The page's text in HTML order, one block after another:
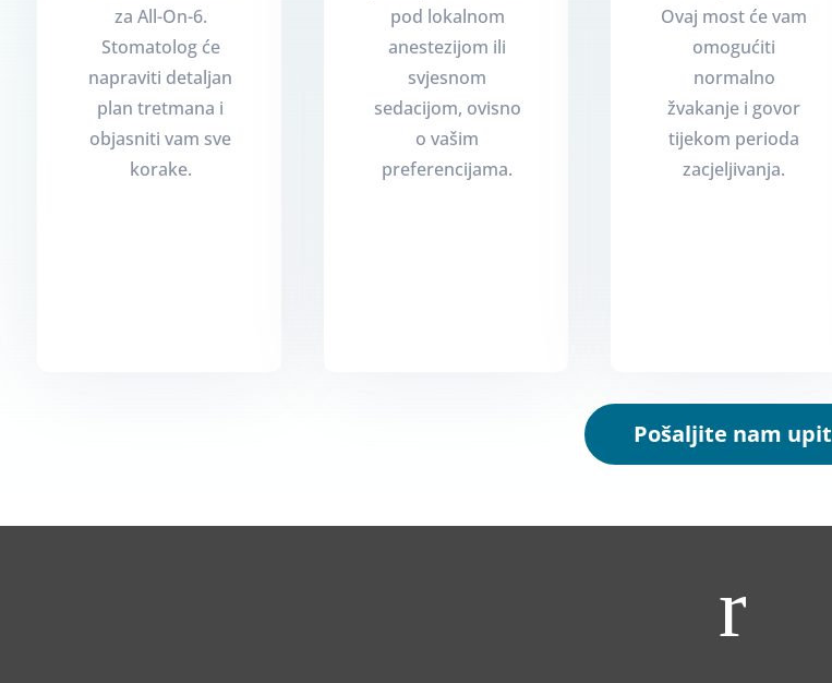
za All-On-6.
Stomatolog će
napraviti detaljan
plan tretmana i
objasniti vam sve
korake.
pod lokalnom
anestezijom ili
svjesnom
sedacijom, ovisno
o vašim
preferencijama.
Ovaj most će vam
omogućiti
normalno
žvakanje i govor
tijekom perioda
zacjeljivanja.
Pošaljite nam upit
r